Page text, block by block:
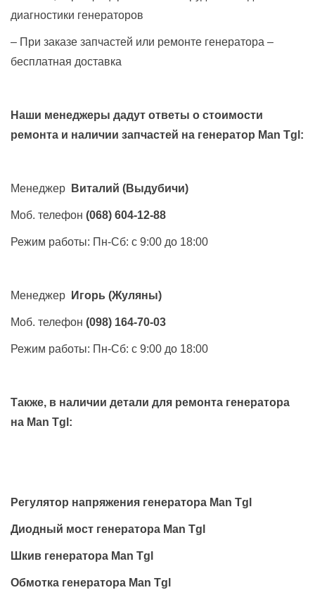
диагностики генераторов
– При заказе запчастей или ремонте генератора –
бесплатная доставка
Наши менеджеры дадут ответы о стоимости
ремонта и наличии запчастей на генератор Man Tgl :
Менеджер Виталий (Выдубичи)
Моб. телефон (068) 604-12-88
Режим работы: Пн-Сб: с 9:00 до 18:00
Менеджер Игорь (Жуляны)
Моб. телефон (098) 164-70-03
Режим работы: Пн-Сб: с 9:00 до 18:00
Также, в наличии детали для ремонта генератора
на Man Tgl :
Регулятор напряжения генератора Man Tgl
Диодный мост генератора Man Tgl
Шкив генератора Man Tgl
Обмотка генератора Man Tgl